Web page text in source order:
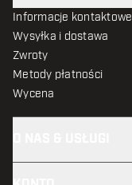
Informacje kontaktowe
Wysyłka i dostawa
Zwroty
Metody płatności
Wycena